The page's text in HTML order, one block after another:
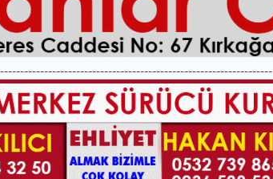
--------------------------------------------------------------------